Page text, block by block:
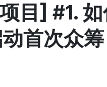
目] #1.
首次众筹